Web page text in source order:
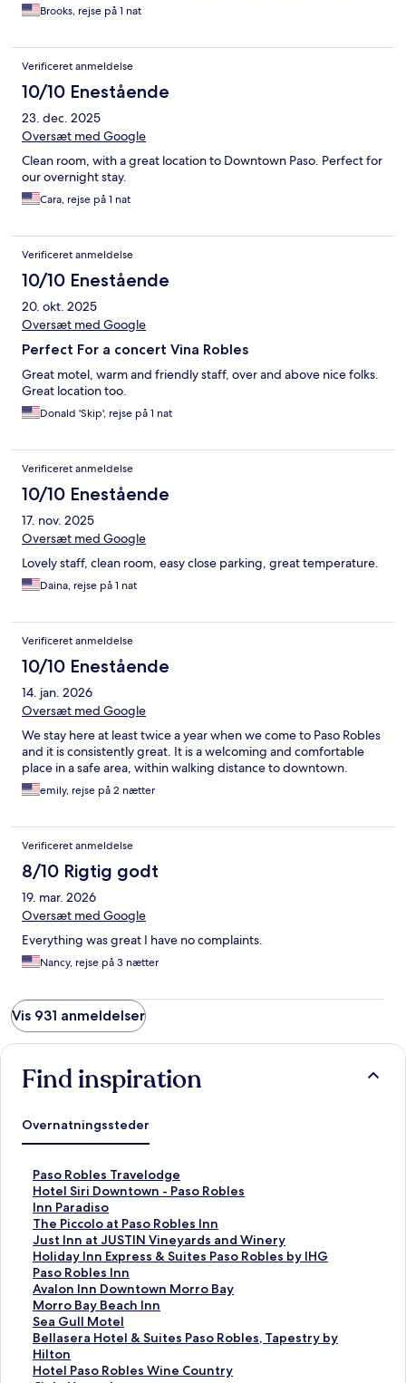
Brooks, rejse på 1 nat
Verificeret anmeldelse
10/10 Enestående
23. dec. 2025
Oversæt med Google
Clean room, with a great location to Downtown Paso. Perfect for
our overnight stay.
Cara, rejse på 1 nat
Verificeret anmeldelse
10/10 Enestående
20. okt. 2025
Oversæt med Google
Perfect For a concert Vina Robles
Great motel, warm and friendly staff, over and above nice folks.
Great location too.
Donald 'Skip', rejse på 1 nat
Verificeret anmeldelse
10/10 Enestående
17. nov. 2025
Oversæt med Google
Lovely staff, clean room, easy close parking, great temperature.
Daina, rejse på 1 nat
Verificeret anmeldelse
10/10 Enestående
14. jan. 2026
Oversæt med Google
We stay here at least twice a year when we come to Paso Robles
and it is consistently great. It is a welcoming and comfortable
place in a safe area, within walking distance to downtown.
emily, rejse på 2 nætter
Verificeret anmeldelse
8/10 Rigtig godt
19. mar. 2026
Oversæt med Google
Everything was great I have no complaints.
Nancy, rejse på 3 nætter
Vis 931 anmeldelser
Find inspiration
Overnatningssteder
Paso Robles Travelodge
L
i
n
k
å
b
n
e
r
d
e
n
n
Hotel Siri Downtown - Paso Robles
L
i
n
k
å
b
n
e
r
d
e
n
Inn Paradiso
L
i
n
k
å
b
n
e
r
d
e
The Piccolo at Paso Robles Inn
L
i
n
k
å
b
n
e
r
d
Just Inn at JUSTIN Vineyards and Winery
L
i
n
k
å
b
n
e
r
Holiday Inn Express & Suites Paso Robles by IHG
L
i
n
k
å
b
n
e
Paso Robles Inn
L
i
n
k
å
b
n
Avalon Inn Downtown Morro Bay
L
i
n
k
å
b
Morro Bay Beach Inn
L
i
n
k
å
Sea Gull Motel
L
i
n
k
Bellasera Hotel & Suites Paso Robles, Tapestry by
Hilton
L
i
n
Hotel Paso Robles Wine Country
L